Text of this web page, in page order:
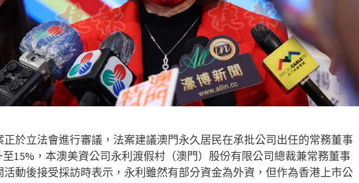
於立法會進行審議，法案建議澳門永久居民在承批公司出任的常務董事
15%，本澳美資公司永利渡假村（澳門）股份有限公司總裁兼常務董事
活動後接受採訪時表示，永利雖然有部分資金為外資，但作為香港上市公